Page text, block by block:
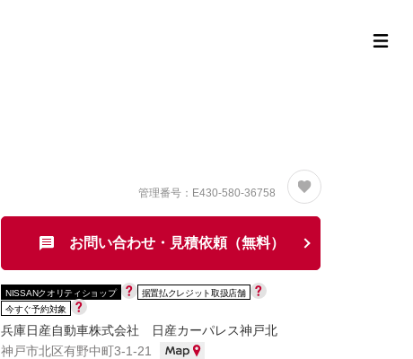
管理番号：E430-580-36758
お問い合わせ・見積依頼（無料）
NISSANクオリティショップ
据置払クレジット取扱店舗
今すぐ予約対象
兵庫日産自動車株式会社 日産カーパレス神戸北
神戸市北区有野中町3-1-21